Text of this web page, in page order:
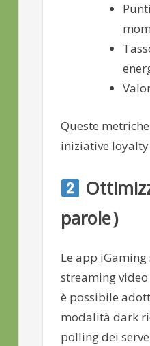
Queste
iniziative
parole )
Le app
streaming video
è possibile
modalità dark
polling dei